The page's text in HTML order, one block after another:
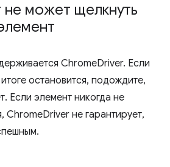
не может щелкнуть
ChromeDriver. Если
остановится, подождите,
Если элемент никогда не
ChromeDriver не гарантирует,